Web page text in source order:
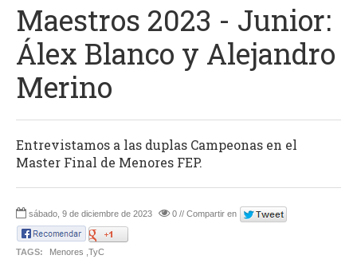
Maestros 2023 - Junior:
Álex Blanco y Alejandro
Merino
Entrevistamos a las duplas Campeonas en el
Master Final de Menores FEP.
sábado, 9 de diciembre de 2023 0 // Compartir en
TAGS: Menores ,TyC